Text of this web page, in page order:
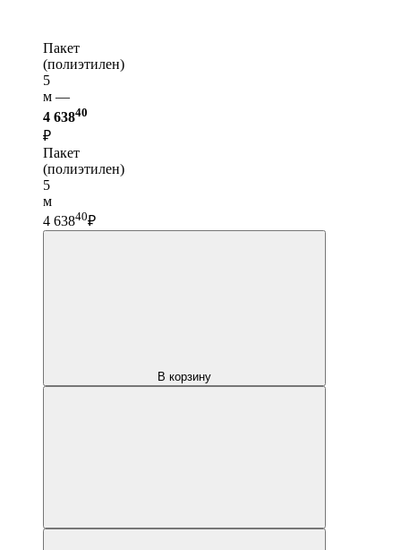
Пакет
(полиэтилен)
5
м —
4 63840
₽
Пакет
(полиэтилен)
5
м
4 63840₽
В корзину